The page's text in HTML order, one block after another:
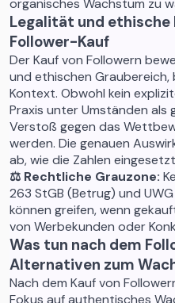
organisches Wachstum zu
Legalität und
Follower-Kauf
Der Kauf von Followern
und ethischen Graubereich,
Kontext. Obwohl kein
Praxis unter Umständen
Verstoß gegen das
werden. Die genauen
ab, wie die Zahlen
⚖️ Rechtliche Grauzone:
263 StGB (Betrug) und
können greifen, wenn
von Werbekunden oder
Was tun nach dem
Alternativen zum
Nach dem Kauf von
Fokus auf authentisches